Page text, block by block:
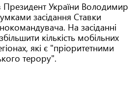
України Володимир
засідання Ставки
На засіданні
кількість мобільних
які є "пріоритетними
терору".